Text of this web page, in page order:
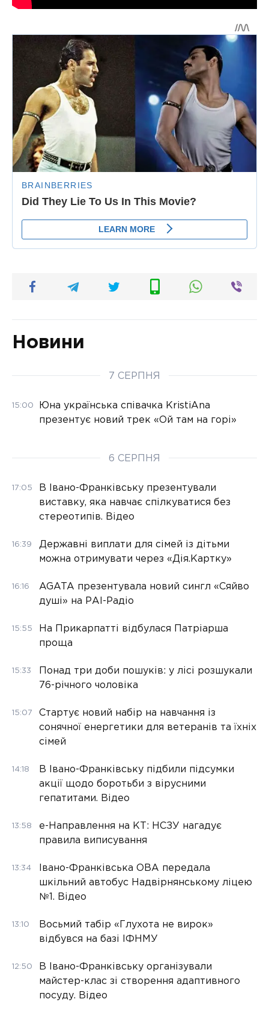
Новини
7 СЕРПНЯ
15:00
Юна українська співачка KristiAna
презентує новий трек «Ой там на горі»
6 СЕРПНЯ
17:05
В Івано-Франківську презентували
виставку, яка навчає спілкуватися без
стереотипів. Відео
16:39
Державні виплати для сімей із дітьми
можна отримувати через «Дія.Картку»
16:16
AGATA презентувала новий сингл «Сяйво
душі» на РАІ-Радіо
15:55
На Прикарпатті відбулася Патріарша
проща
15:33
Понад три доби пошуків: у лісі розшукали
76-річного чоловіка
15:07
Стартує новий набір на навчання із
сонячної енергетики для ветеранів та їхніх
сімей
14:18
В Івано-Франківську підбили підсумки
акції щодо боротьби з вірусними
гепатитами. Відео
13:58
е-Направлення на КТ: НСЗУ нагадує
правила виписування
13:34
Івано-Франківська ОВА передала
шкільний автобус Надвірнянському ліцею
№1. Відео
13:10
Восьмий табір «Глухота не вирок»
відбувся на базі ІФНМУ
12:50
В Івано-Франківську організували
майстер-клас зі створення адаптивного
посуду. Відео